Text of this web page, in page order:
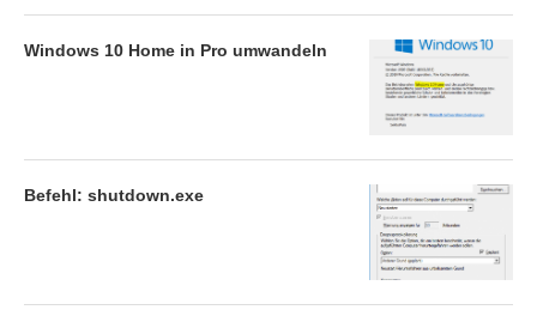
Windows 10 Home in Pro umwandeln
Befehl: shutdown.exe